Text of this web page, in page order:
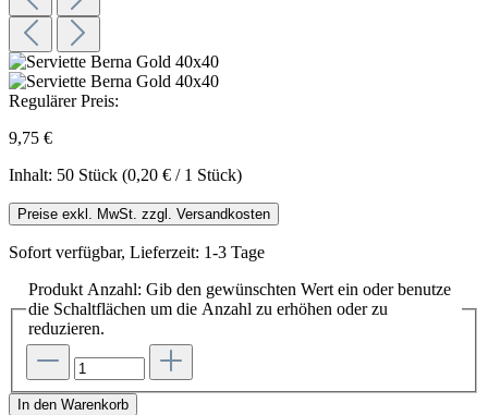
Regulärer Preis:
9,75 €
Inhalt: 50 Stück (0,20 € / 1 Stück)
Preise exkl. MwSt. zzgl. Versandkosten
Sofort verfügbar, Lieferzeit: 1-3 Tage
Produkt Anzahl: Gib den gewünschten Wert ein oder benutze
die Schaltflächen um die Anzahl zu erhöhen oder zu
reduzieren.
In den Warenkorb